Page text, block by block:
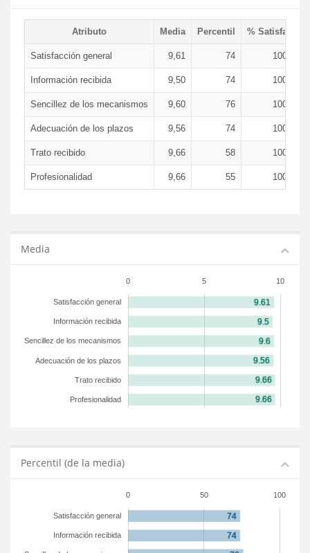
Atributo Media Percentil % Satisfacción
Satisfacción general 9,61 74 100,00 %
Información recibida 9,50 74 100,00 %
Sencillez de los mecanismos 9,60 76 100,00 %
Adecuación de los plazos 9,56 74 100,00 %
Trato recibido 9,66 58 100,00 %
Profesionalidad 9,66 55 100,00 %
Media
0 5 10
Satisfacción general
Información recibida
Sencillez de los mecanismos
Adecuación de los plazos
Trato recibido
Profesionalidad
Percentil (de la media)
0 50 100
Satisfacción general
Información recibida